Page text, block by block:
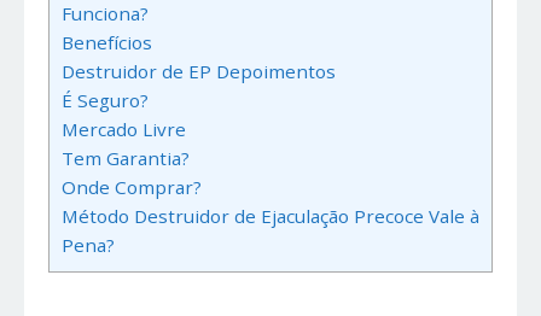
Funciona?
Benefícios
Destruidor de EP Depoimentos
É Seguro?
Mercado Livre
Tem Garantia?
Onde Comprar?
Método Destruidor de Ejaculação Precoce Vale à
Pena?